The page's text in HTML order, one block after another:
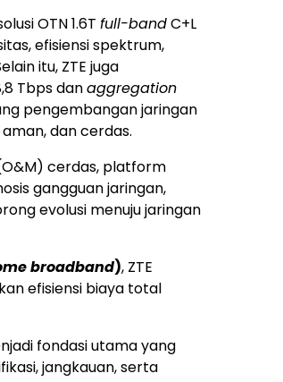
OTN 1.6T full-bandC+L
efisiensi spektrum,
itu, ZTE juga
Tbps danaggregation
pengembangan jaringan
dan cerdas.
cerdas, platform
gangguan jaringan,
evolusi menuju jaringan
broadband), ZTE
efisiensi biaya total
fondasi utama yang
jangkauan, serta